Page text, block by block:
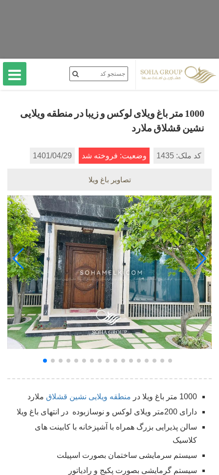
1000 متر باغ ویلای لوکس و زیبا در منطقه ویلایی
نشین قشلاق ملارد
کد ملک: 1435 وضعیت: فروخته شد 1401/04/29
تصاویر باغ ویلا
1000 متر باغ ویلا در منطقه ویلایی نشین قشلاق ملارد
دارای 200متر ویلای لوکس و نوسازبوده در انتهای باغ ویلا
سالن پذیرایی بزرگ همراه با آشپزخانه با کابینت های
کلاسیک
سیستم سرمایشی ساختمان بصورت اسپیلت
سیستم گرمایشی بصورت پکیج و رادیاتور